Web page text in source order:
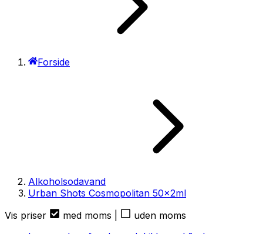
Forside
Alkoholsodavand
Urban Shots Cosmopolitan 50x2ml
Vis priser
med moms
uden moms